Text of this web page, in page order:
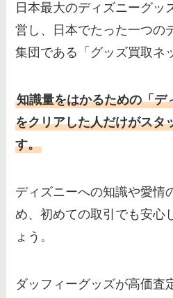
日本最大のディズニーグッ
営し、日本でたった一つの
集団である「グッズ買取ネ
知識量をはかるための「デ
をクリアした人だけがスタ
す。
ディズニーへの知識や愛情
め、初めての取引でも安心
ょう。
ダッフィーグッズが高価査